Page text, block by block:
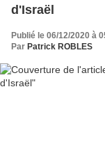
d'Israël
Publié le 06/12/2020 à
Par Patrick ROBLES